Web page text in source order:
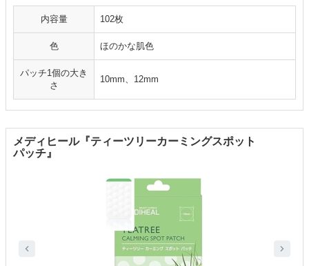
内容量 102枚
色 ほのかな肌色
パッチ1個の大き
さ
10mm、12mm
メディヒール『ティーツリーカーミングスポット
パッチ』